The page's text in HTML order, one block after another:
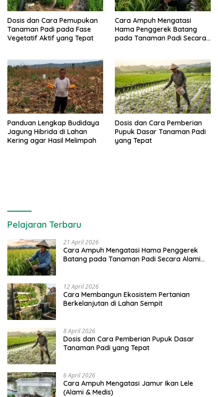
Dosis dan Cara Pemupukan
Tanaman Padi pada Fase
Vegetatif Aktif yang Tepat
Cara Ampuh Mengatasi
Hama Penggerek Batang
pada Tanaman Padi Secara
Panduan Lengkap Budidaya
Jagung Hibrida di Lahan
Kering agar Hasil Melimpah
Dosis dan Cara Pemberian
Pupuk Dasar Tanaman Padi
yang Tepat
Pelajaran Terbaru
21 April 2026
Cara Ampuh Mengatasi Hama Penggerek
Batang pada Tanaman Padi Secara Alami
12 April 2026
Cara Membangun Ekosistem Pertanian
Berkelanjutan di Lahan Sempit
8 April 2026
Dosis dan Cara Pemberian Pupuk Dasar
Tanaman Padi yang Tepat
6 April 2026
Cara Ampuh Mengatasi Jamur Ikan Lele
(Alami & Medis)